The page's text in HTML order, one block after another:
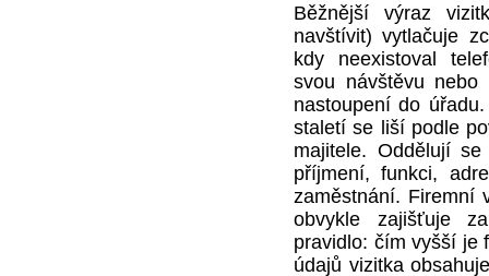
Běžnější výraz
navštívit) vytlačuje
kdy neexistoval
svou návštěvu
nastoupení do
staletí se liší podle
majitele. Oddělují
příjmení, funkci,
zaměstnání. Firemní
obvykle zajišťuje
pravidlo: čím vyšší je
údajů vizitka